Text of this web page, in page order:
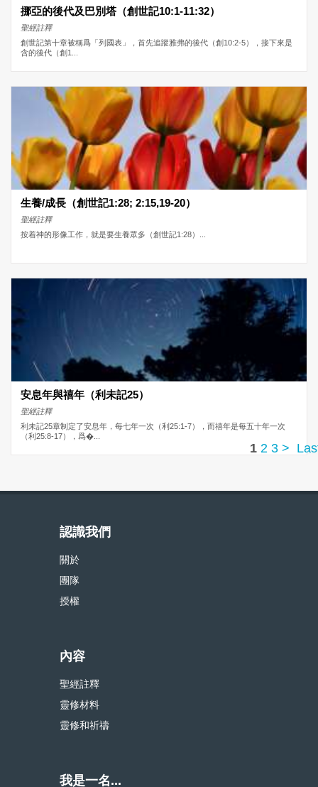
挪亞的後代及巴別塔（創世記10:1-11:32）
聖經註釋
創世記第十章被稱爲「列國表」，首先追蹤雅弗的後代（創10:2-5），接下來是
含的後代（創1...
生養/成長（創世記1:28; 2:15,19-20）
聖經註釋
按着神的形像工作，就是要生養眾多（創世記1:28）...
安息年與禧年（利未記25）
聖經註釋
利未記25章制定了安息年，每七年一次（利25:1-7），而禧年是每五十年一次
（利25:8-17），爲�...
1 2 3 >
認識我們
關於
團隊
授權
內容
聖經註釋
靈修材料
靈修和祈禱
我是一名...